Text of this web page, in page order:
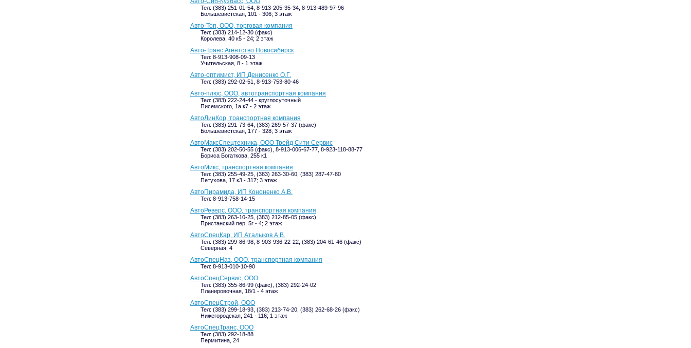
Тел: (383) 251-01-54, 8-913-205-35-34, 8-913-489-97-96
Большевистская, 101 - 306; 3 этаж
Авто-Топ, ООО, торговая компания
Тел: (383) 214-12-30 (факс)
Королева, 40 к5 - 24; 2 этаж
Авто-Транс Агентство Новосибирск
Тел: 8-913-908-09-13
Учительская, 8 - 1 этаж
Авто-оптимист, ИП Денисенко О.Г.
Тел: (383) 292-02-51, 8-913-753-80-46
Авто-плюс, ООО, автотранспортная компания
Тел: (383) 222-24-44 - круглосуточный
Писемского, 1а к7 - 2 этаж
АвтоЛинКор, транспортная компания
Тел: (383) 291-73-64, (383) 269-57-37 (факс)
Большевистская, 177 - 328; 3 этаж
АвтоМаксСпецтехника, ООО Трейд Сити Сервис
Тел: (383) 202-50-55 (факс), 8-913-006-67-77, 8-923-118-88-77
Бориса Богаткова, 255 к1
АвтоМикс, транспортная компания
Тел: (383) 255-49-25, (383) 263-30-60, (383) 287-47-80
Петухова, 17 к3 - 317; 3 этаж
АвтоПирамида, ИП Кононенко А.В.
Тел: 8-913-758-14-15
АвтоРеверс, ООО, транспортная компания
Тел: (383) 263-10-25, (383) 212-85-05 (факс)
Пристанский пер, 5г - 4; 2 этаж
АвтоСпецКар, ИП Аталыков А.В.
Тел: (383) 299-86-98, 8-903-936-22-22, (383) 204-61-46 (факс)
Северная, 4
АвтоСпецНаз, ООО, транспортная компания
Тел: 8-913-010-10-90
АвтоСпецСервис, ООО
Тел: (383) 355-86-99 (факс), (383) 292-24-02
Планировочная, 18/1 - 4 этаж
АвтоСпецСтрой, ООО
Тел: (383) 299-18-93, (383) 213-74-20, (383) 262-68-26 (факс)
Нижегородская, 241 - 116; 1 этаж
АвтоСпецТранс, ООО
Тел: (383) 292-18-88
Пермитина, 24